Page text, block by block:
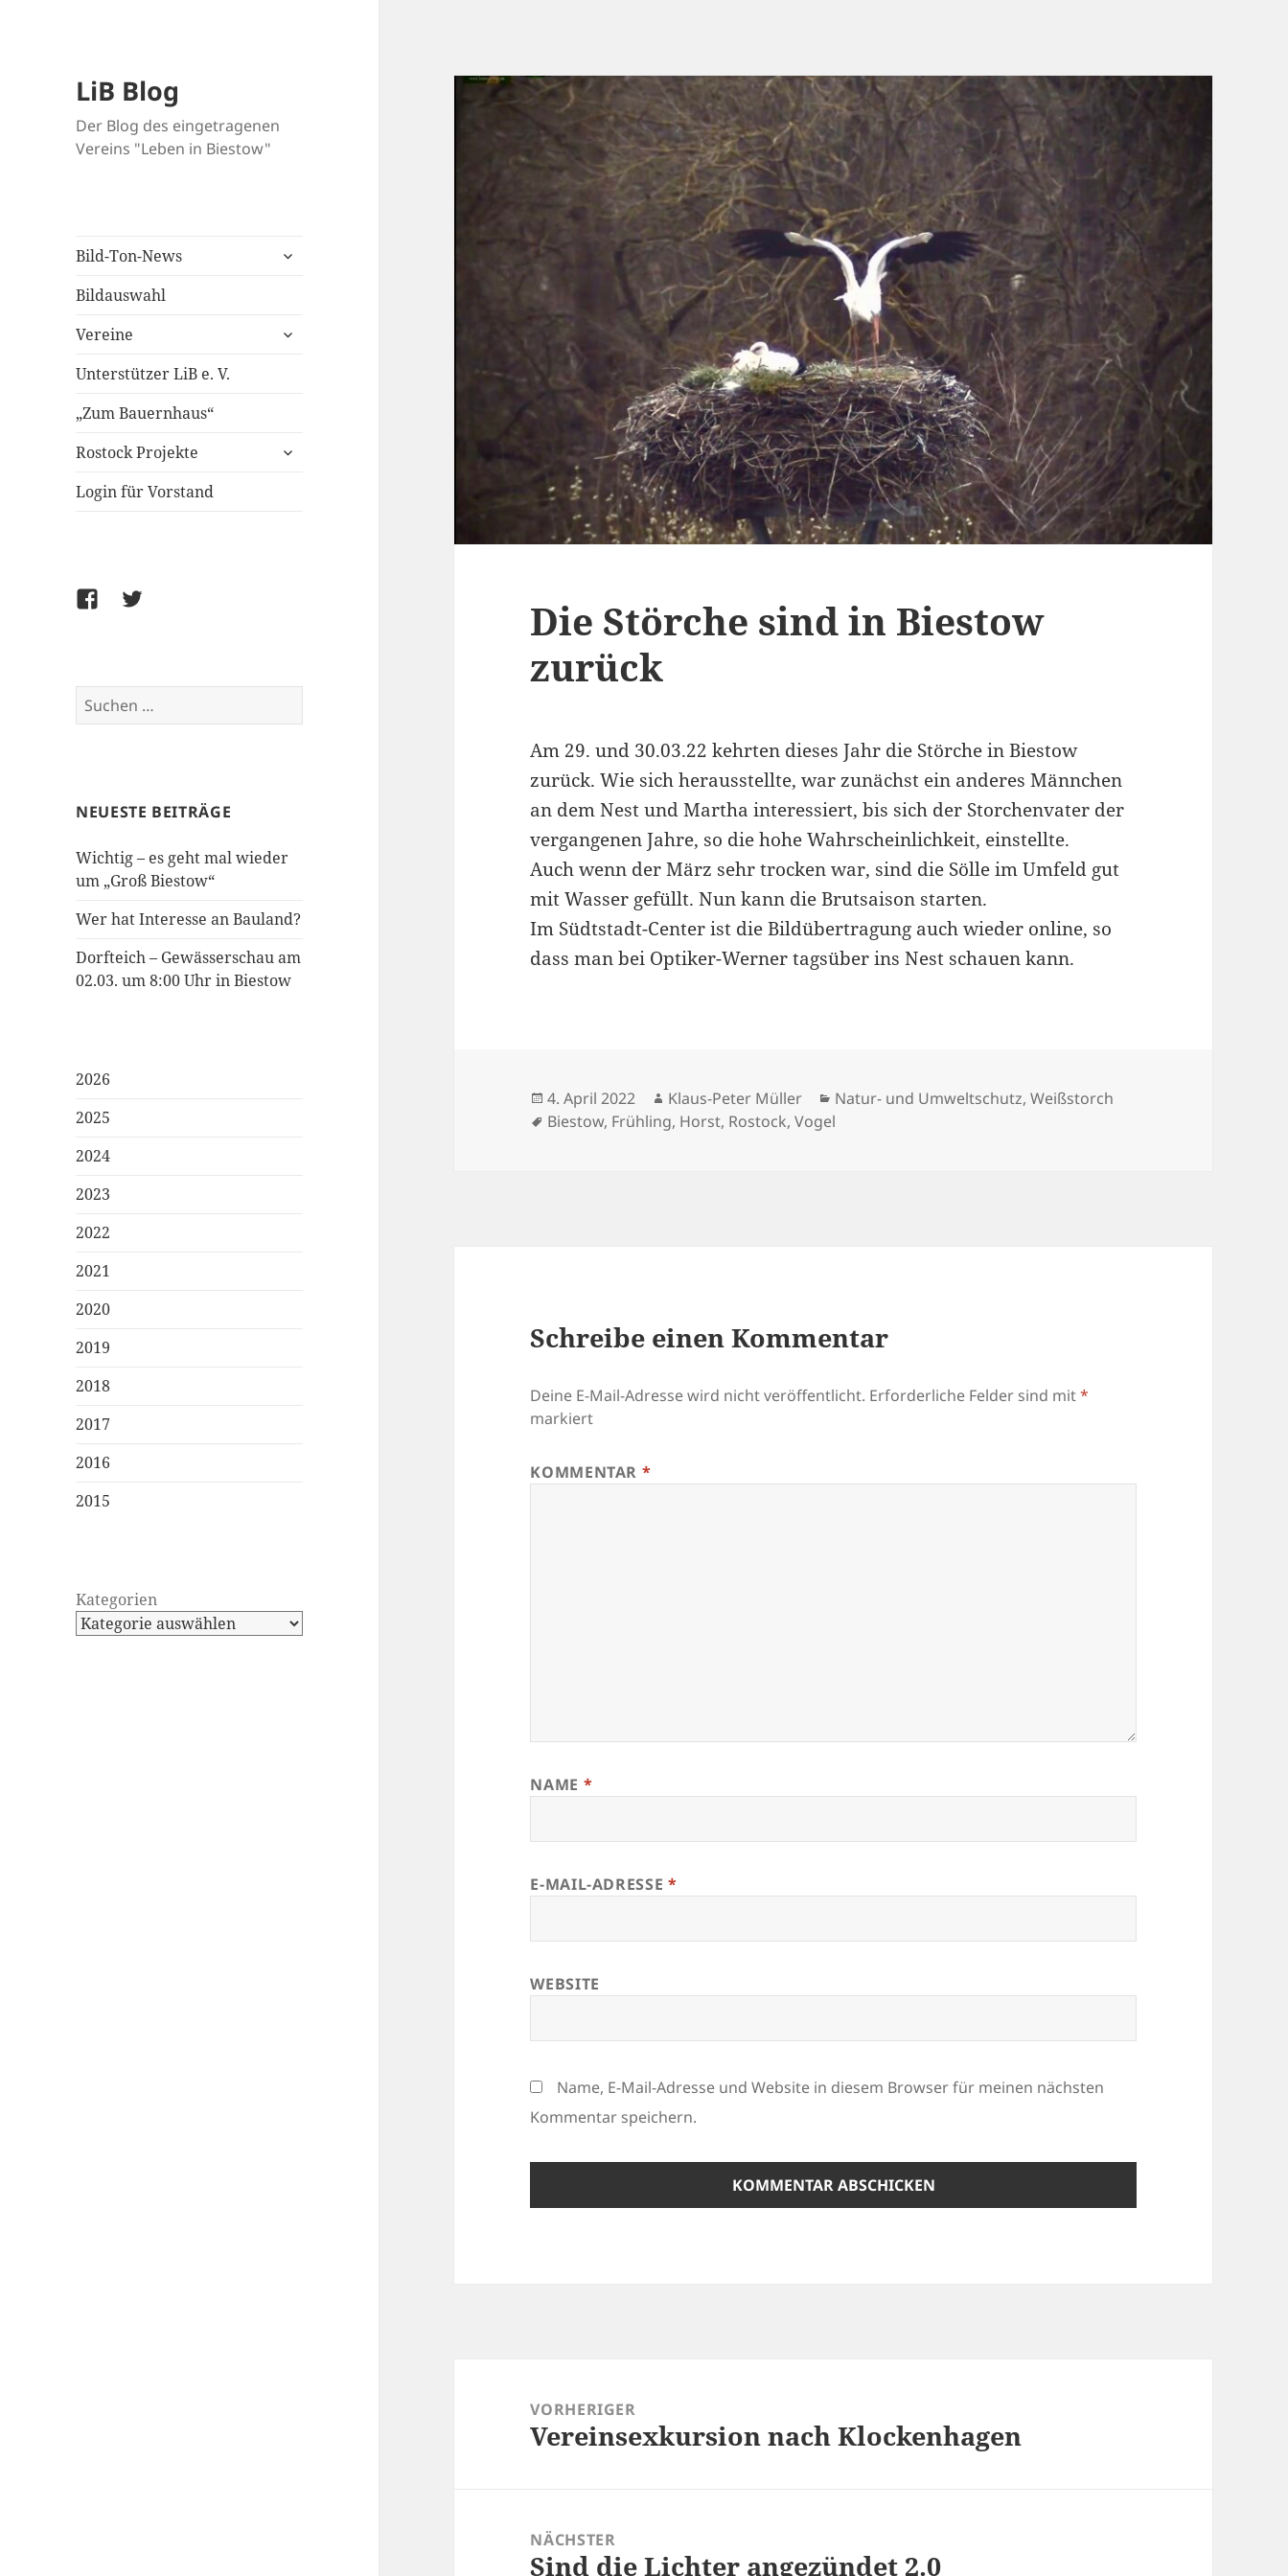
LiB Blog
Der Blog des eingetragenen
Vereins "Leben in Biestow"
Bild-Ton-News
untermenü
Bildauswahl
Vereine
untermenü
Unterstützer LiB e. V.
„Zum Bauernhaus“
Rostock Projekte
untermenü
Login für Vorstand
FacebookTwitter
Suchen
nach:
NEUESTE BEITRÄGE
Wichtig – es geht mal wieder
um „Groß Biestow“
Wer hat Interesse an Bauland?
Dorfteich – Gewässerschau am
02.03. um 8:00 Uhr in Biestow
2026
2025
2024
2023
2022
2021
2020
2019
2018
2017
2016
2015
Kategorien
Die Störche sind in Biestow
zurück
Am 29. und 30.03.22 kehrten dieses Jahr die Störche in Biestow
zurück. Wie sich herausstellte, war zunächst ein anderes Männchen
an dem Nest und Martha interessiert, bis sich der Storchenvater der
vergangenen Jahre, so die hohe Wahrscheinlichkeit, einstellte.
Auch wenn der März sehr trocken war, sind die Sölle im Umfeld gut
mit Wasser gefüllt. Nun kann die Brutsaison starten.
Im Südtstadt-Center ist die Bildübertragung auch wieder online, so
dass man bei Optiker-Werner tagsüber ins Nest schauen kann.
Veröffentlicht
am
4. April 2022 Autor
Klaus-Peter Müller Kategorien
Natur- und Umweltschutz,Weißstorch
Schlagwörter
Biestow, Frühling, Horst, Rostock,Vogel
Schreibe einen Kommentar
Deine E-Mail-Adresse wird nicht veröffentlicht. Erforderliche Felder sind mit*
markiert
KOMMENTAR *
NAME *
E-MAIL-ADRESSE *
WEBSITE
Name, E-Mail-Adresse und Website in diesem Browser für meinen nächsten
Kommentar speichern.
VORHERIGER
Vorheriger
Vereinsexkursion nach Klockenhagen
NÄCHSTER
Nächster
Sind die Lichter angezündet 2.0